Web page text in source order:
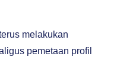
melakukan
pemetaan profil